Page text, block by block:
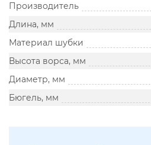
Производитель
Длина, мм
Материал шубки
Высота ворса, мм
Диаметр, мм
Бюгель, мм